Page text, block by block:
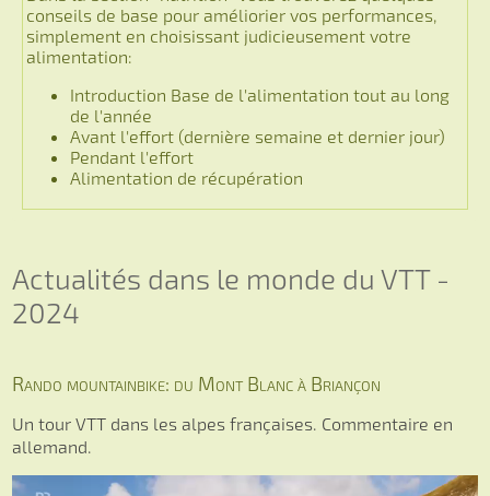
conseils de base pour améliorier vos performances,
simplement en choisissant judicieusement votre
alimentation:
Introduction Base de l'alimentation tout au long
de l'année
Avant l'effort (dernière semaine et dernier jour)
Pendant l'effort
Alimentation de récupération
Actualités dans le monde du VTT -
2024
Rando mountainbike: du Mont Blanc à Briançon
Un tour VTT dans les alpes françaises. Commentaire en
allemand.